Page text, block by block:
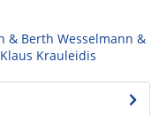
& Berth Wesselmann &
Krauleidis